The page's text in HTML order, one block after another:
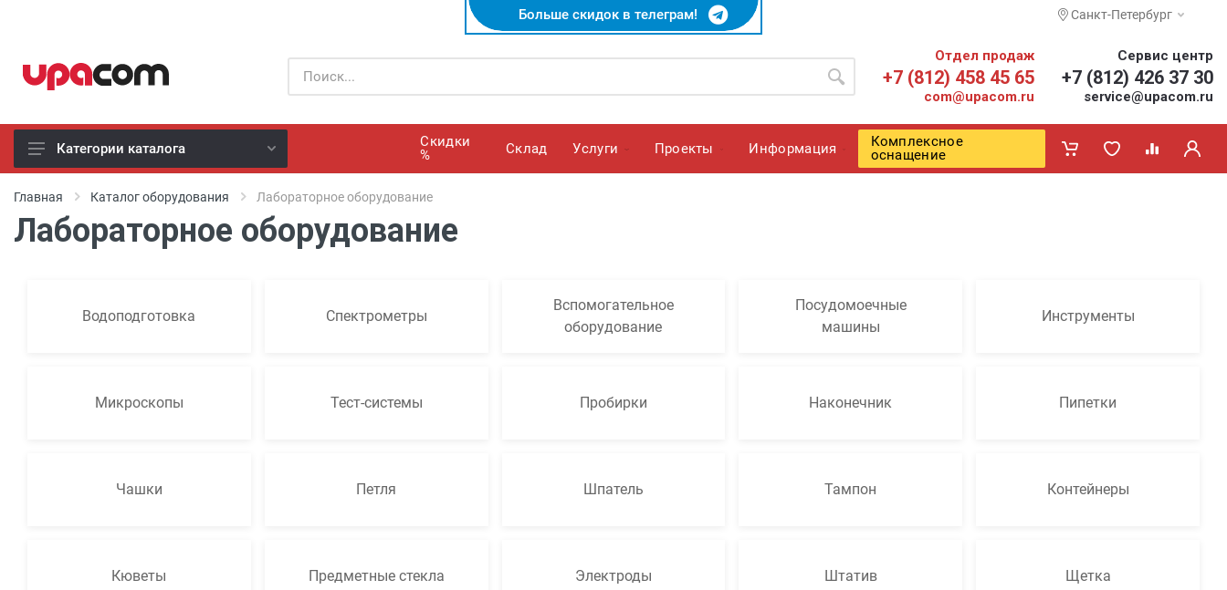
Больше скидок в телеграм! Санкт-Петербург
Отдел продаж
+7 (812) 458 45 65
com@upacom.ru
Сервис центр
+7 (812) 426 37 30
service@upacom.ru
Б/У оборудование
Все производители
Реанимация
Гинекология
Дезинфекция и стерилизация
Категории каталога
Скидки
%
Cклад Услуги Проекты Информация
Комплексное
оснащение
Главная Каталог оборудования Лабораторное оборудование
Лабораторное оборудование
Водоподготовка Спектрометры
Вспомогательное
оборудование
Посудомоечные
машины
Инструменты
Микроскопы Тест-системы Пробирки Наконечник Пипетки
Чашки Петля Шпатель Тампон Контейнеры
Кюветы Предметные стекла Электроды Штатив Щетка